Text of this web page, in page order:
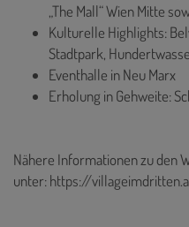
„The Mall“ Wien Mitte
Kulturelle Highlights:
Stadtpark,
Eventhalle in Neu Marx
Erholung in Gehweite:
Nähere Informationen zu den
unter:https://